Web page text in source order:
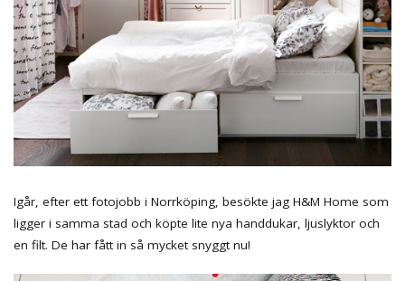
Igår, efter ett fotojobb i Norrköping, besökte jag H&M Home som
ligger i samma stad och köpte lite nya handdukar, ljuslyktor och
en filt. De har fått in så mycket snyggt nu!